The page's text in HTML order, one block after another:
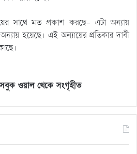
সাথে মত প্রকাশ করছে- এটা অন্যায়
হয়েছে। এই অন্যায়ের প্রতিকার দাবী
ওয়াল থেকে সংগৃহীত